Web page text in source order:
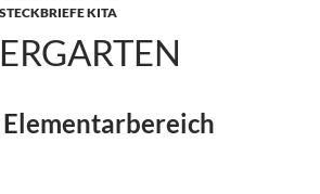
STECKBRIEFE KITA